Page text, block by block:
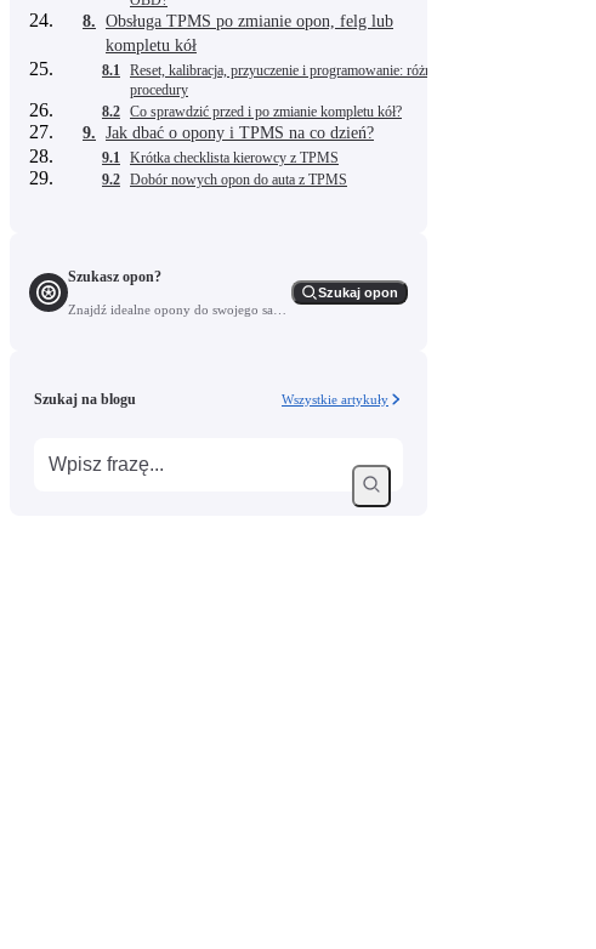
8. Obsługa TPMS po zmianie opon, felg lub
kompletu kół
8.1 Reset, kalibracja, przyuczenie i programowanie: różne
procedury
8.2 Co sprawdzić przed i po zmianie kompletu kół?
9. Jak dbać o opony i TPMS na co dzień?
9.1 Krótka checklista kierowcy z TPMS
9.2 Dobór nowych opon do auta z TPMS
Szukasz opon?
Szukaj opon
Szukaj na blogu Wszystkie artykuły